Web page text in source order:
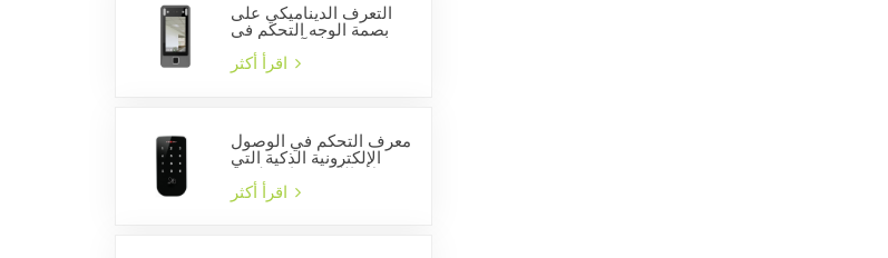
التعرف الديناميكي على
بصمة الوجه التحكم في
الوصول وآلة الحضور
والانصراف
معرف التحكم في الوصول
الإلكترونية الذكية التي
تعمل باللمس قارئ لوحة
المفاتيح للسيطرة على
الباب